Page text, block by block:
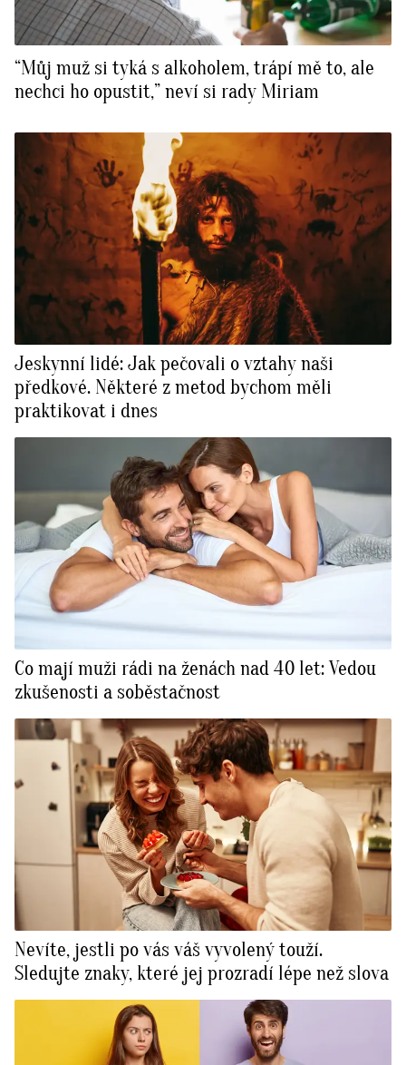
“Můj muž si tyká s alkoholem, trápí mě to, ale
nechci ho opustit,” neví si rady Miriam
Jeskynní lidé: Jak pečovali o vztahy naši
předkové. Některé z metod bychom měli
praktikovat i dnes
Co mají muži rádi na ženách nad 40 let: Vedou
zkušenosti a soběstačnost
Nevíte, jestli po vás váš vyvolený touží.
Sledujte znaky, které jej prozradí lépe než slova